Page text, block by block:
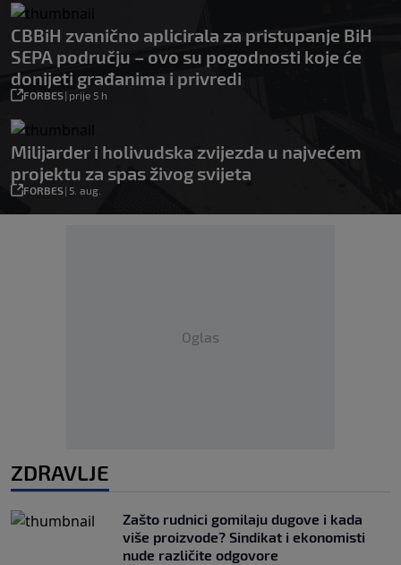
CBBiH zvanično aplicirala za pristupanje BiH
SEPA području – ovo su pogodnosti koje će
donijeti građanima i privredi
FORBES| prije 5 h
Milijarder i holivudska zvijezda u najvećem
projektu za spas živog svijeta
FORBES| 5. aug.
Oglas
ZDRAVLJE
Zašto rudnici gomilaju dugove i kada
više proizvode? Sindikat i ekonomisti
nude različite odgovore